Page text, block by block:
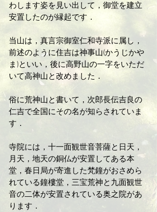
わします姿を見い出して，御堂を建立
安置したのが縁起です．
当山は，真言宗御室仁和寺派に属し，
前述のように住吉は神事山(かうじかや
ま)といい，後に高野山の一字をいただ
いて高神山と改めました．
俗に荒神山と書いて，次郎長伝吉良の
仁吉で全国にその名が知らされていま
す．
寺院には，十一面観世音菩薩と日天，
月天，地天の銅仏が安置してある本
堂，春日局が寄進した梵鐘がおさめら
れている鐘樓堂，三宝荒神と九面観世
音の二体が安置されている奥之院があ
ります．